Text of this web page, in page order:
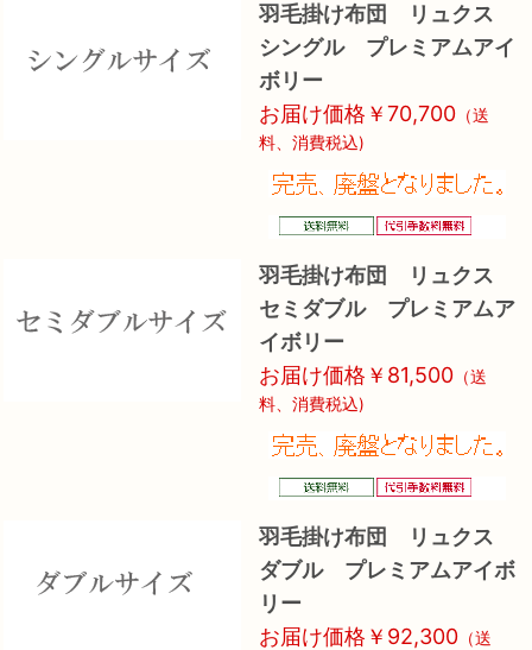
羽毛掛け布団 リュクス
シングル プレミアムアイ
ボリー
お届け価格￥70,700 （送
料、消費税込)
羽毛掛け布団 リュクス
セミダブル プレミアムア
イボリー
お届け価格￥81,500 （送
料、消費税込)
羽毛掛け布団 リュクス
ダブル プレミアムアイボ
リー
お届け価格￥92,300 （送